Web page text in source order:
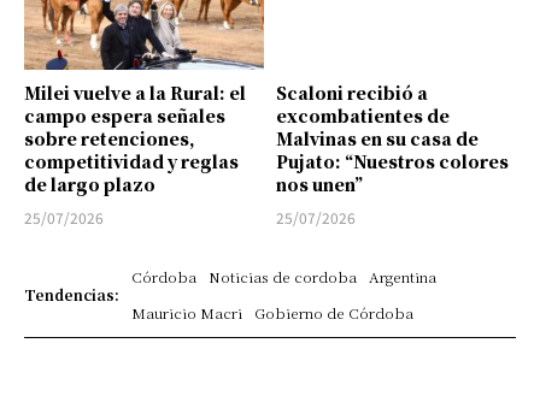
Milei vuelve a la Rural: el
campo espera señales
sobre retenciones,
competitividad y reglas
de largo plazo
25/07/2026
Scaloni recibió a
excombatientes de
Malvinas en su casa de
Pujato: “Nuestros colores
nos unen”
25/07/2026
Tendencias:
Córdoba Noticias de cordoba
Argentina
Mauricio Macri
Gobierno de Córdoba